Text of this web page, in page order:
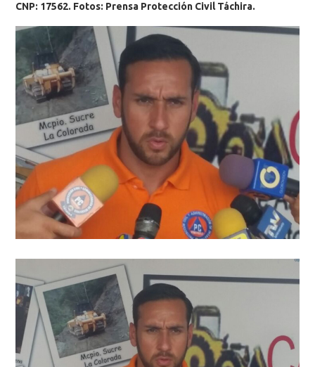
CNP: 17562. Fotos: Prensa Protección Civil Táchira.